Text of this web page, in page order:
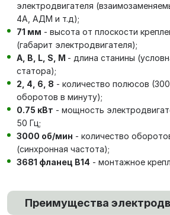
электродвигателя
4А, АДМ и т.д);
71 мм - высота от плоскости
(габарит электродвигателя);
А, В, L, S, М - длина станины
статора);
2, 4, 6, 8 - количество полюсов
оборотов в минуту);
0.75 кВт - мощность
50 Гц;
3000 об/мин - количество
(синхронная частота);
3681 фланец В14 - монтажное
Преимущества